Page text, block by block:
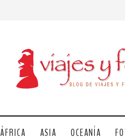
ÁFRICA ASIA OCEANÍA